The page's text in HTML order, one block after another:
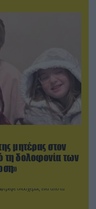
μητέρας στον
τη δολοφονία των